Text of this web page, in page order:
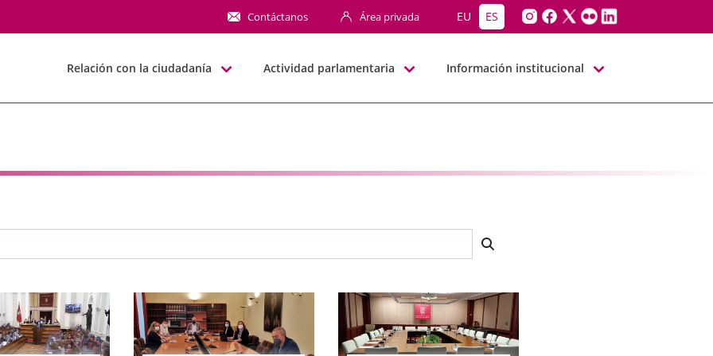
Contáctanos Área privada EU ES
Relación con la ciudadanía Actividad parlamentaria Información institucional
búsqueda